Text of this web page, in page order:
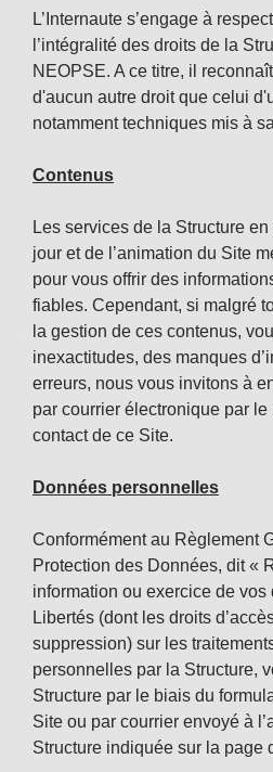
L’Internaute s’engage à
l’intégralité des droits de la
NEOPSE. A ce titre, il
d'aucun autre droit que celui
notamment techniques mis à
Contenus
Les services de la Structure
jour et de l’animation du Site
pour vous offrir des
fiables. Cependant, si malgré
la gestion de ces contenus,
inexactitudes, des manques
erreurs, nous vous invitons à
par courrier électronique par
contact de ce Site.
Données personnelles
Conformément au Règlement
Protection des Données, dit «
information ou exercice de vos
Libertés (dont les droits
suppression) sur les
personnelles par la Structure,
Structure par le biais du
Site ou par courrier envoyé à
Structure indiquée sur la page